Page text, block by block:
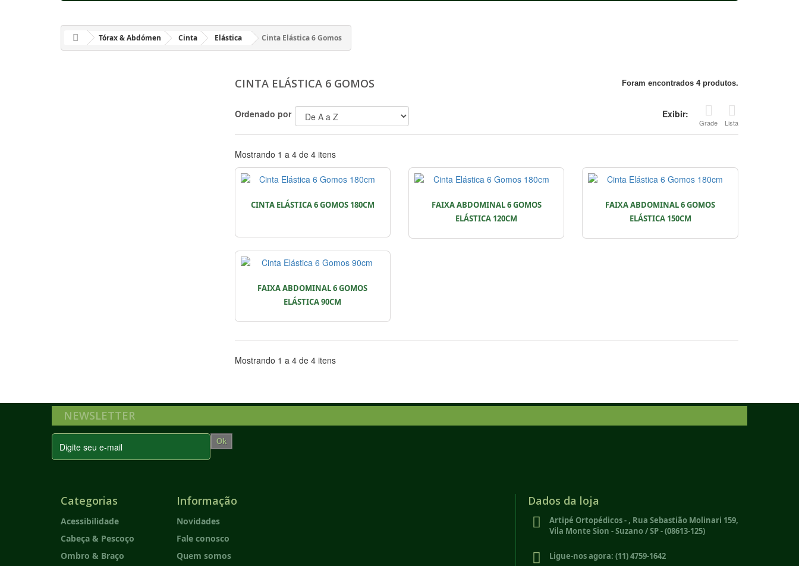
Tórax & Abdómen Cinta Elástica Cinta Elástica 6 Gomos
CINTA ELÁSTICA 6 GOMOS Foram encontrados 4 produtos.
Exibir:
Grade Lista
Ordenado por
Mostrando 1 a 4 de 4 itens
CINTA ELÁSTICA 6 GOMOS 180CM
FAIXA ABDOMINAL 6 GOMOS
ELÁSTICA 120CM
FAIXA ABDOMINAL 6 GOMOS
ELÁSTICA 150CM
FAIXA ABDOMINAL 6 GOMOS
ELÁSTICA 90CM
Mostrando 1 a 4 de 4 itens
NEWSLETTER
Ok
Categorias
Acessibilidade
Cabeça & Pescoço
Ombro & Braço
Informação
Novidades
Fale conosco
Quem somos
Dados da loja
Artipé Ortopédicos - , Rua Sebastião Molinari 159,
Vila Monte Sion - Suzano / SP - (08613-125)
Ligue-nos agora: (11) 4759-1642